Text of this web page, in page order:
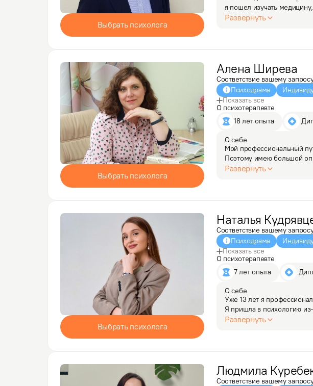
Выбрать психолога
я пошел изучать
использовать в общении
Развернуть
Выбрать психолога
Алена Ширева
Соответствие вашему
Психодрама
Показать все
О психотерапевте
18 лет опыта
О себе
Мой профессиональный
Поэтому имею большой
кризисов, сепарации,
Развернуть
Выбрать психолога
Наталья
Соответствие вашему
Психодрама
Показать все
О психотерапевте
7 лет опыта
О себе
Уже 13 лет я
Я пришла в психологию
к профессии.
Развернуть
Людмила
Соответствие вашему